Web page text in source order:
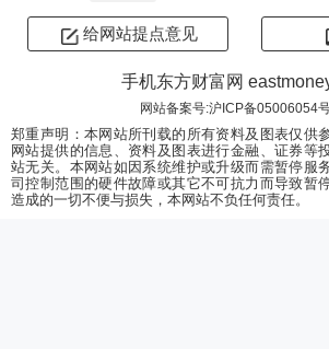
给网站提点意见
手机东方财富网
网站备案号:沪ICP备05006054
郑重声明：本网站所刊载的所有资料及图表仅供
网站提供的信息、资料及图表进行金融、证券等
站无关。本网站如因系统维护或升级而需暂停服
司控制范围的硬件故障或其它不可抗力而导致暂
造成的一切不便与损失，本网站不负任何责任。